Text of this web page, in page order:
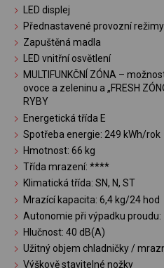
LED displej
Přednastavené provozní režimy
Zapuštěná madla
LED vnitřní osvětlení
MULTIFUNKČNÍ ZÓNA –
ovoce a zeleninu a „FRESH
RYBY
Energetická třída E
Spotřeba energie: 249 kWh/rok
Hmotnost: 66 kg
Třída mrazení: ****
Klimatická třída: SN, N, ST
Mrazící kapacita: 6,4 kg/24 hod
Autonomie při výpadku proudu:
Hlučnost: 40 dB(A)
Užitný objem chladničky /
Výškově stavitelné nožky